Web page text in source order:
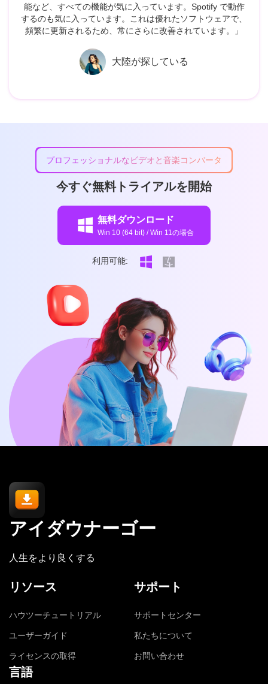
能など、すべての機能が気に入っています。Spotify で動作
するのも気に入っています。これは優れたソフトウェアで、
頻繁に更新されるため、常にさらに改善されています。」
大陸が探している
プロフェッショナルなビデオと音楽コンバータ
今すぐ無料トライアルを開始
無料ダウンロード
Win 10 (64 bit) / Win 11の場合
利用可能:
アイダウナーゴー
人生をより良くする
リソース
ハウツーチュートリアル
ユーザーガイド
ライセンスの取得
サポート
サポートセンター
私たちについて
お問い合わせ
言語